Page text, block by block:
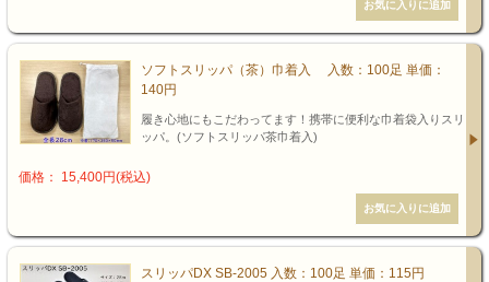
ソフトスリッパ（茶）巾着入 入数：100足 単価：
140円
履き心地にもこだわってます！携帯に便利な巾着袋入りスリ
ッパ。(ソフトスリッパ茶巾着入)
価格： 15,400円(税込)
スリッパDX SB-2005 入数：100足 単価：115円